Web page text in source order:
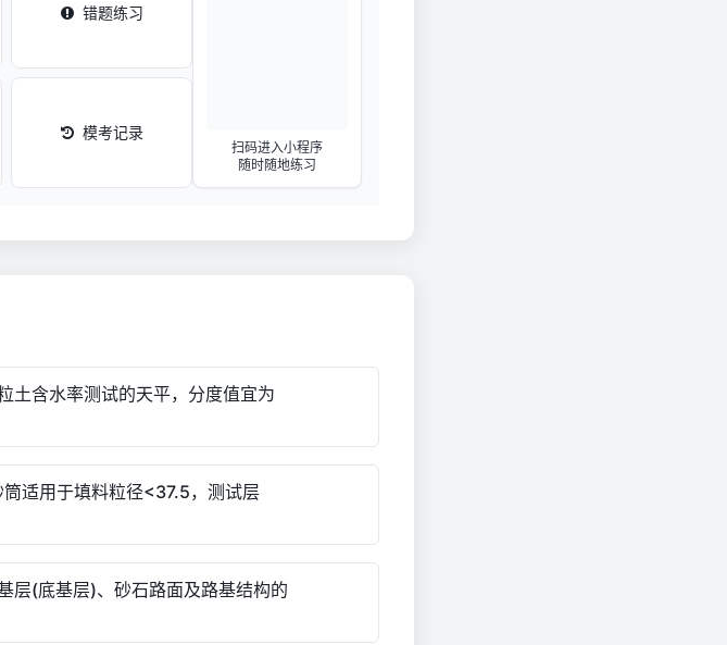
错题练习
模考记录
扫码进入小程序
随时随地练习
土含水率测试的天平，分度值宜为
适用于填料粒径<37.5，测试层
层(底基层)、砂石路面及路基结构的